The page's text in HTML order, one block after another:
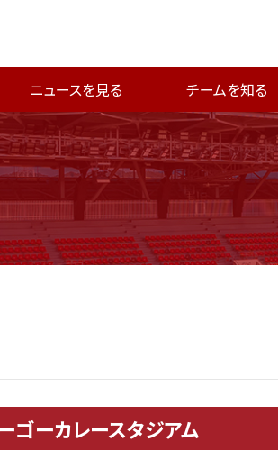
ニュースを見る チームを知る
ゴーカレースタジアム